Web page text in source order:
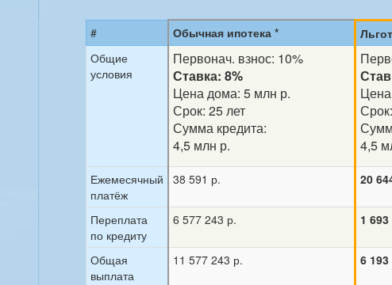
# Обычная ипотека *
Общие
условия
Первонач. взнос: 10%
Ставка: 8%
Цена дома: 5 млн р.
Срок: 25 лет
Сумма кредита:
4,5 млн р.
4,5
Ежемесячный
платёж
38 591 р. 20
Переплата
по кредиту
6 577 243 р. 1
Общая
выплата
11 577 243 р. 6